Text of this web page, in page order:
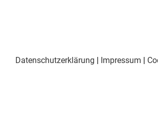
Datenschutzerklärung | Impressum |